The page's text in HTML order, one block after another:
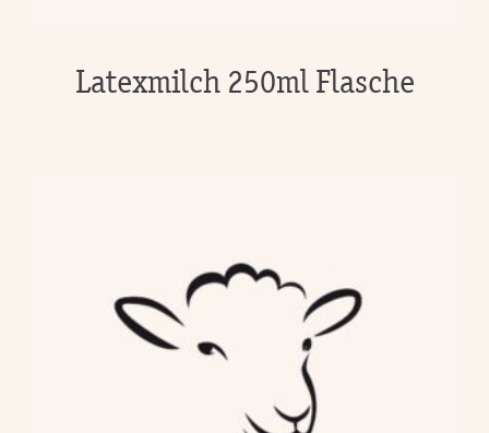
Latexmilch 250ml Flasche